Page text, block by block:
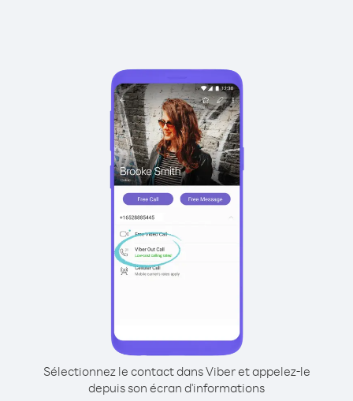
Sélectionnez le contact dans Viber et appelez-le
depuis son écran d'informations